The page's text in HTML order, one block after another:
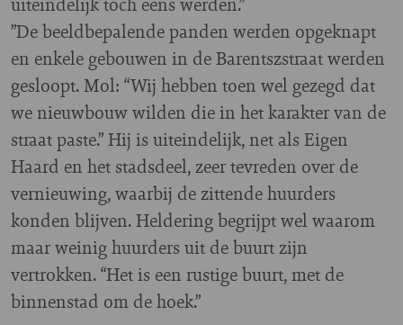
”De beeldbepalende panden werden opgeknapt
en enkele gebouwen in de Barentszstraat werden
gesloopt. Mol: “Wij hebben toen wel gezegd dat
we nieuwbouw wilden die in het karakter van de
straat paste.” Hij is uiteindelijk, net als Eigen
Haard en het stadsdeel, zeer tevreden over de
vernieuwing, waarbij de zittende huurders
konden blijven. Heldering begrijpt wel waarom
maar weinig huurders uit de buurt zijn
vertrokken. “Het is een rustige buurt, met de
binnenstad om de hoek.”